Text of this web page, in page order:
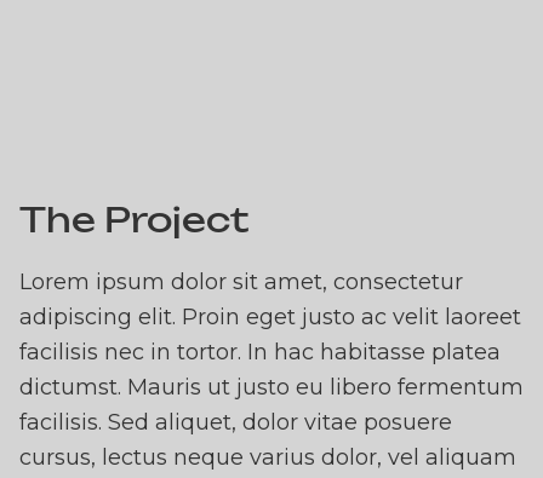
FOR VODAFONE
The Project
Lorem ipsum dolor sit amet, consectetur
adipiscing elit. Proin eget justo ac velit laoreet
facilisis nec in tortor. In hac habitasse platea
dictumst. Mauris ut justo eu libero fermentum
facilisis. Sed aliquet, dolor vitae posuere
cursus, lectus neque varius dolor, vel aliquam